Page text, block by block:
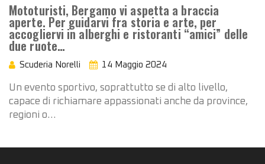
Mototuristi, Bergamo vi aspetta a braccia
aperte. Per guidarvi fra storia e arte, per
accogliervi in alberghi e ristoranti “amici” delle
due ruote…
Scuderia Norelli 14 Maggio 2024
Un evento sportivo, soprattutto se di alto livello,
capace di richiamare appassionati anche da province,
regioni o…